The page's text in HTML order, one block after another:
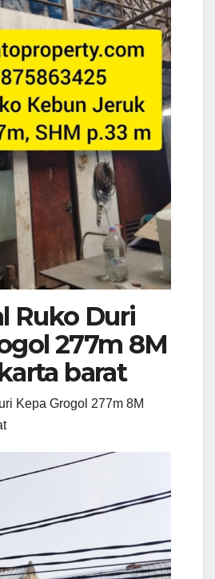
Ruko Duri
277m 8M
barat
Kepa Grogol 277m 8M